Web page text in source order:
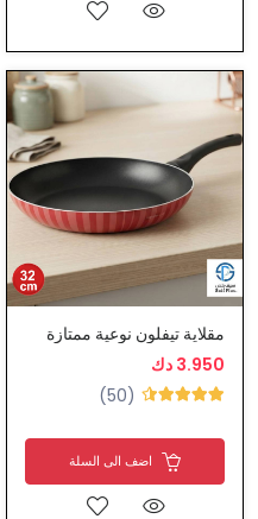
مقلاية تيفلون نوعية ممتازة
3.950 دك
(50)
اضف الى السلة